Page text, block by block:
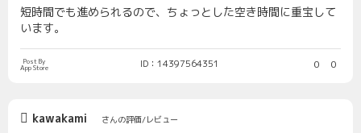
短時間でも進められるので、ちょっとした空き時間に重宝して
います。
Post By
App Store ID：14397564351 0 0
kawakami さんの評価/レビュー